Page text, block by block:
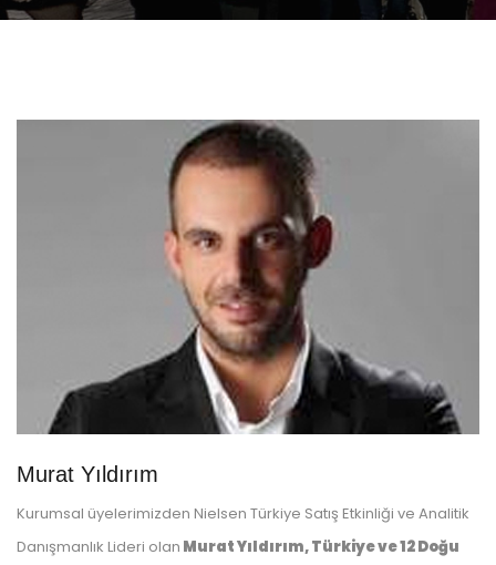
Murat Yıldırım
Kurumsal üyelerimizden Nielsen Türkiye Satış Etkinliği ve Analitik
Danışmanlık Lideri olan Murat Yıldırım, Türkiye ve 12 Doğu